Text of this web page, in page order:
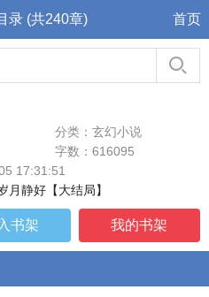
录 (共240章) 首页
分类：玄幻小说
字数：616095
17:31:51
月静好【大结局】
书架 我的书架